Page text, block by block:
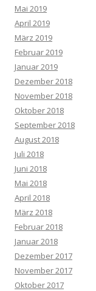
Mai 2019
April 2019
März 2019
Februar 2019
Januar 2019
Dezember 2018
November 2018
Oktober 2018
September 2018
August 2018
Juli 2018
Juni 2018
Mai 2018
April 2018
März 2018
Februar 2018
Januar 2018
Dezember 2017
November 2017
Oktober 2017